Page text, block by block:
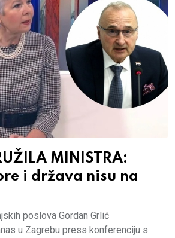
MINISTRA:
i država nisu na
poslova Gordan Grlić
u Zagrebu press konferenciju s